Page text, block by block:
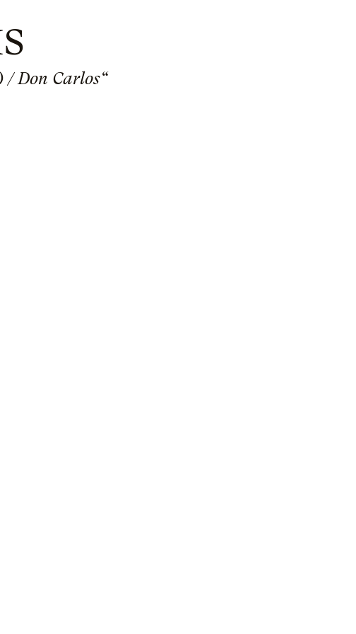
Don Carlos“